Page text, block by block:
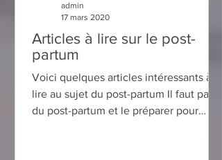
Articles à lire sur le post-
partum
Voici quelques articles intéressants à
lire au sujet du post-partum Il faut parler
du post-partum et le préparer pour
admin
17 mars 2020